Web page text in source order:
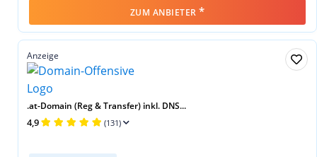
ZUM ANBIETER *
Anzeige
.at-Domain (Reg & Transfer) inkl. DNS...
4,9 (131)